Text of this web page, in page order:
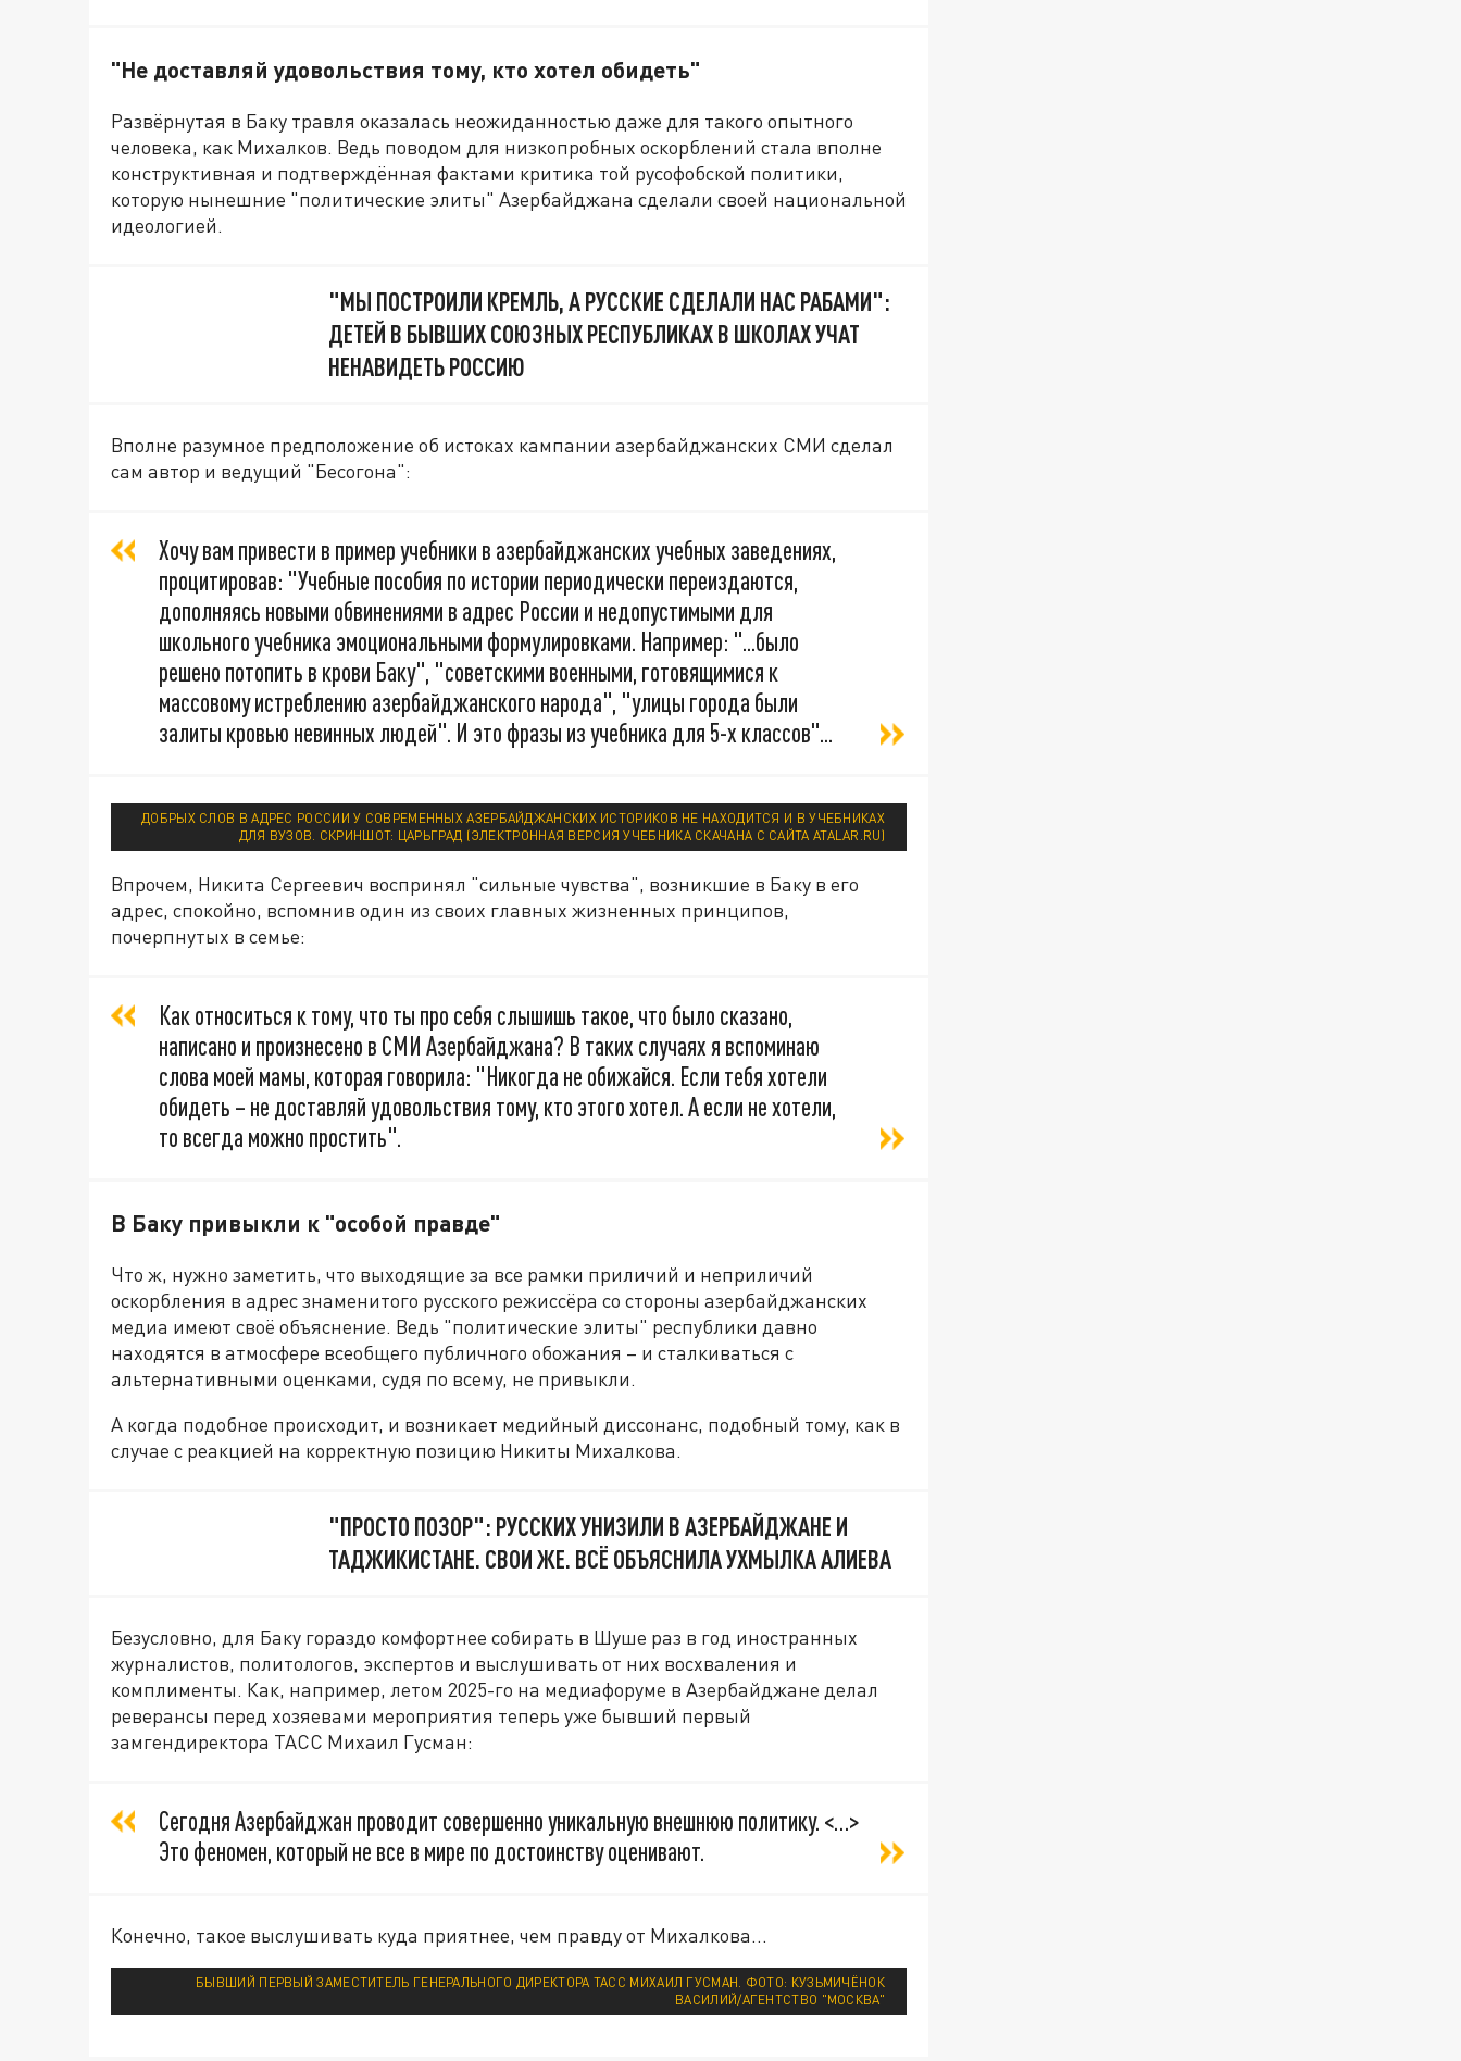
"Не доставляй удовольствия тому, кто хотел обидеть"
Развёрнутая в Баку травля оказалась неожиданностью даже для такого опытного
человека, как Михалков. Ведь поводом для низкопробных оскорблений стала вполне
конструктивная и подтверждённая фактами критика той русофобской политики,
которую нынешние "политические элиты" Азербайджана сделали своей национальной
идеологией.
"МЫ ПОСТРОИЛИ КРЕМЛЬ, А РУССКИЕ СДЕЛАЛИ НАС РАБАМИ":
ДЕТЕЙ В БЫВШИХ СОЮЗНЫХ РЕСПУБЛИКАХ В ШКОЛАХ УЧАТ
НЕНАВИДЕТЬ РОССИЮ
Вполне разумное предположение об истоках кампании азербайджанских СМИ сделал
сам автор и ведущий "Бесогона":
Хочу вам привести в пример учебники в азербайджанских учебных заведениях,
процитировав: "Учебные пособия по истории периодически переиздаются,
дополняясь новыми обвинениями в адрес России и недопустимыми для
школьного учебника эмоциональными формулировками. Например: "...было
решено потопить в крови Баку", "советскими военными, готовящимися к
массовому истреблению азербайджанского народа", "улицы города были
залиты кровью невинных людей". И это фразы из учебника для 5-х классов"...
ДОБРЫХ СЛОВ В АДРЕС РОССИИ У СОВРЕМЕННЫХ АЗЕРБАЙДЖАНСКИХ ИСТОРИКОВ НЕ НАХОДИТСЯ И В УЧЕБНИКАХ
ДЛЯ ВУЗОВ. СКРИНШОТ: ЦАРЬГРАД (ЭЛЕКТРОННАЯ ВЕРСИЯ УЧЕБНИКА СКАЧАНА С САЙТА ATALAR.RU)
Впрочем, Никита Сергеевич воспринял "сильные чувства", возникшие в Баку в его
адрес, спокойно, вспомнив один из своих главных жизненных принципов,
почерпнутых в семье:
Как относиться к тому, что ты про себя слышишь такое, что было сказано,
написано и произнесено в СМИ Азербайджана? В таких случаях я вспоминаю
слова моей мамы, которая говорила: "Никогда не обижайся. Если тебя хотели
обидеть – не доставляй удовольствия тому, кто этого хотел. А если не хотели,
то всегда можно простить".
В Баку привыкли к "особой правде"
Что ж, нужно заметить, что выходящие за все рамки приличий и неприличий
оскорбления в адрес знаменитого русского режиссёра со стороны азербайджанских
медиа имеют своё объяснение. Ведь "политические элиты" республики давно
находятся в атмосфере всеобщего публичного обожания – и сталкиваться с
альтернативными оценками, судя по всему, не привыкли.
А когда подобное происходит, и возникает медийный диссонанс, подобный тому, как в
случае с реакцией на корректную позицию Никиты Михалкова.
"ПРОСТО ПОЗОР": РУССКИХ УНИЗИЛИ В АЗЕРБАЙДЖАНЕ И
ТАДЖИКИСТАНЕ. СВОИ ЖЕ. ВСЁ ОБЪЯСНИЛА УХМЫЛКА АЛИЕВА
Безусловно, для Баку гораздо комфортнее собирать в Шуше раз в год иностранных
журналистов, политологов, экспертов и выслушивать от них восхваления и
комплименты. Как, например, летом 2025-го на медиафоруме в Азербайджане делал
реверансы перед хозяевами мероприятия теперь уже бывший первый
замгендиректора ТАСС Михаил Гусман:
Сегодня Азербайджан проводит совершенно уникальную внешнюю политику. <…>
Это феномен, который не все в мире по достоинству оценивают.
Конечно, такое выслушивать куда приятнее, чем правду от Михалкова…
БЫВШИЙ ПЕРВЫЙ ЗАМЕСТИТЕЛЬ ГЕНЕРАЛЬНОГО ДИРЕКТОРА ТАСС МИХАИЛ ГУСМАН. ФОТО: КУЗЬМИЧЁНОК
ВАСИЛИЙ/АГЕНТСТВО "МОСКВА"